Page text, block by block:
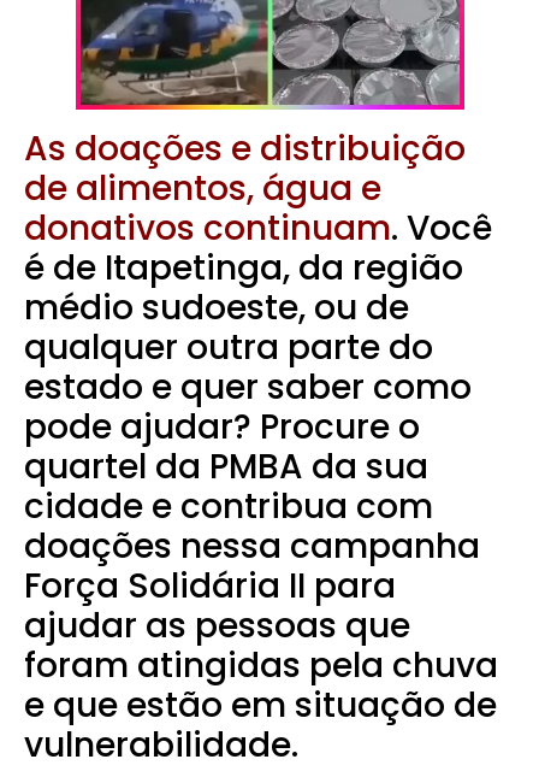
As doações e distribuição
de alimentos, água e
donativos continuam. Você
é de Itapetinga, da região
médio sudoeste, ou de
qualquer outra parte do
estado e quer saber como
pode ajudar? Procure o
quartel da PMBA da sua
cidade e contribua com
doações nessa campanha
Força Solidária II para
ajudar as pessoas que
foram atingidas pela chuva
e que estão em situação de
vulnerabilidade.